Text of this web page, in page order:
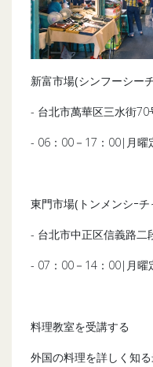
新富市場(シンフーシー
- 台北市萬華区三水街70
- 06：00－17：00|月曜
東門市場(トンメンシｰチ
- 台北市中正区信義路二
- 07：00－14：00|月曜
料理教室を受講する
外国の料理を詳しく知